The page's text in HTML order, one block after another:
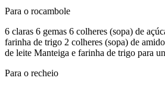
Para o rocambole
6 claras 6 gemas 6 colheres (sopa) de
farinha de trigo 2 colheres (sopa) de
de leite Manteiga e farinha de trigo para
Para o recheio